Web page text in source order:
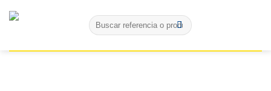
Buscar
por: